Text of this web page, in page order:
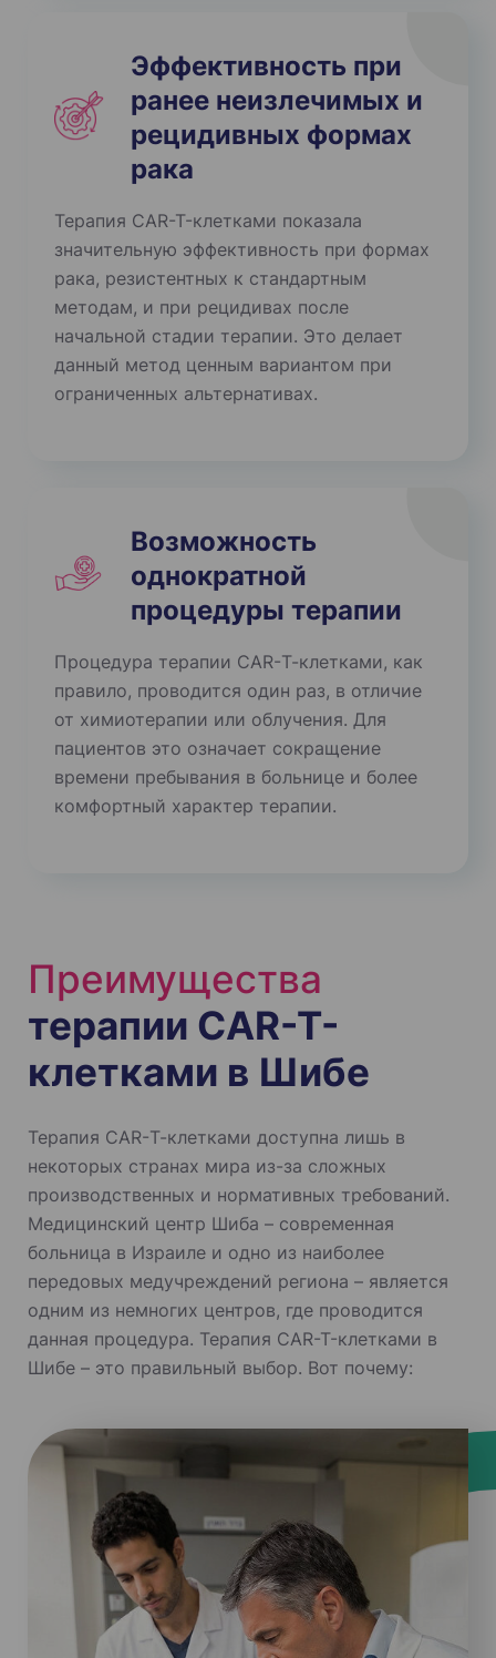
Эффективность при
ранее неизлечимых и
рецидивных формах
рака
Терапия CAR-T-клетками показала
значительную эффективность при формах
рака, резистентных к стандартным
методам, и при рецидивах после
начальной стадии терапии. Это делает
данный метод ценным вариантом при
ограниченных альтернативах.
Возможность
однократной
процедуры терапии
Процедура терапии CAR-Т-клетками, как
правило, проводится один раз, в отличие
от химиотерапии или облучения. Для
пациентов это означает сокращение
времени пребывания в больнице и более
комфортный характер терапии.
Преимущества
терапии CAR-T-
клетками в Шибе
Терапия CAR-Т-клетками доступна лишь в
некоторых странах мира из-за сложных
производственных и нормативных требований.
Медицинский центр Шиба – современная
больница в Израиле и одно из наиболее
передовых медучреждений региона – является
одним из немногих центров, где проводится
данная процедура. Терапия CAR-T-клетками в
Шибе – это правильный выбор. Вот почему: